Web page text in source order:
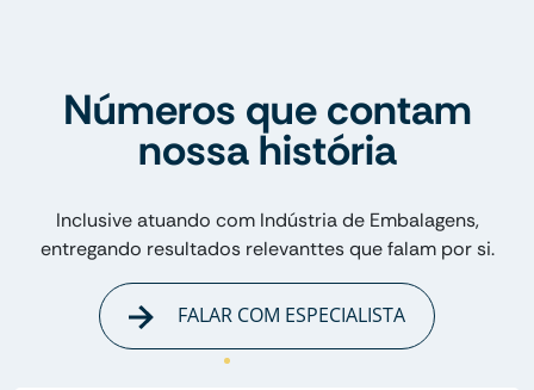
Números que contam
nossa história
Inclusive atuando com Indústria de Embalagens,
entregando resultados relevanttes que falam por si.
FALAR COM ESPECIALISTA